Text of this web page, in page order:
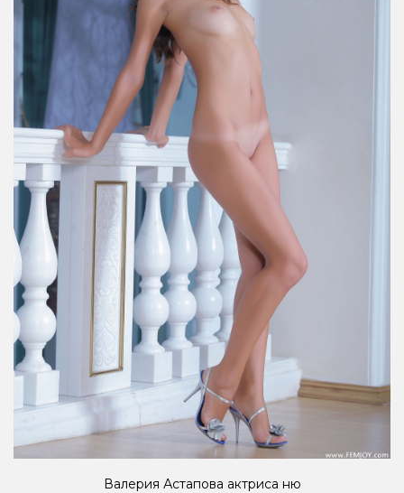
Валерия Астапова актриса ню